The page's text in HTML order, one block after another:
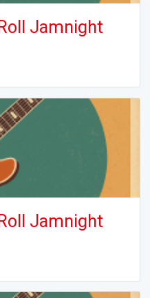
Jamnight
Jamnight